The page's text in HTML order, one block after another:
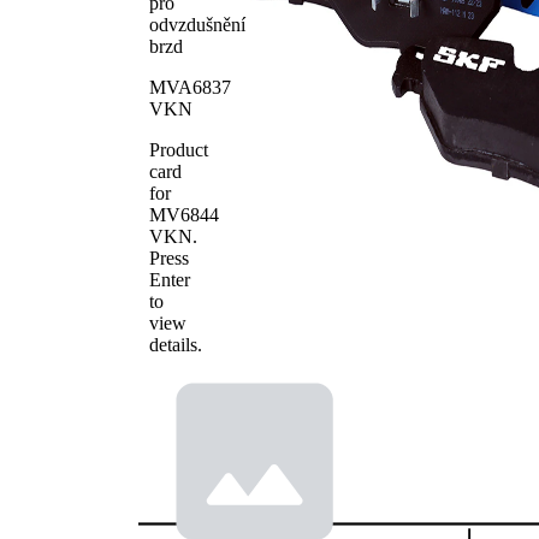
WVA číslo
20180
WVA číslo
Počet
obložení
odvzdušnění
brzd
MVA6837
VKN
Product
card
for
MV6844
VKN.
Press
Enter
to
view
details.